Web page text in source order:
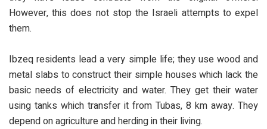
However, this does not stop the Israeli attempts to expel
them.
Ibzeq residents lead a very simple life; they use wood and
metal slabs to construct their simple houses which lack the
basic needs of electricity and water. They get their water
using tanks which transfer it from Tubas, 8 km away. They
depend on agriculture and herding in their living.